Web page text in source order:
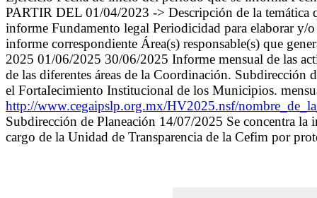
PARTIR DEL 01/04/2023 -> Descripción de la temática
informe Fundamento legal Periodicidad para elaborar y/
informe correspondiente Área(s) responsable(s) que
2025 01/06/2025 30/06/2025 Informe mensual de las
de las diferentes áreas de la Coordinación.
el FortaIecimiento Institucional de los Municipios.
http://www.cegaipslp.org.mx/HV2025.nsf/
Subdirección de Planeación 14/07/2025 Se concentra
cargo de la Unidad de Transparencia de la Cefim por